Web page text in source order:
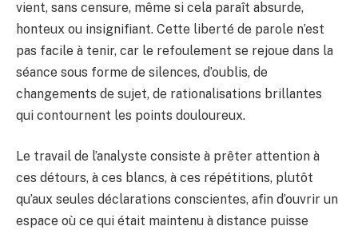
vient, sans censure, même si cela paraît absurde,
honteux ou insignifiant. Cette liberté de parole n’est
pas facile à tenir, car le refoulement se rejoue dans la
séance sous forme de silences, d’oublis, de
changements de sujet, de rationalisations brillantes
qui contournent les points douloureux.
Le travail de l’analyste consiste à prêter attention à
ces détours, à ces blancs, à ces répétitions, plutôt
qu’aux seules déclarations conscientes, afin d’ouvrir un
espace où ce qui était maintenu à distance puisse